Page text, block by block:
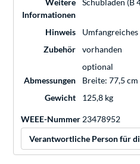
Weitere
Informationen
Schubladen (B
Hinweis
Zubehör
vorhanden
optional
Abmessungen
Breite: 77,5
Gewicht
125,8 kg
WEEE-Nummer 23478952
Verantwortliche Person für